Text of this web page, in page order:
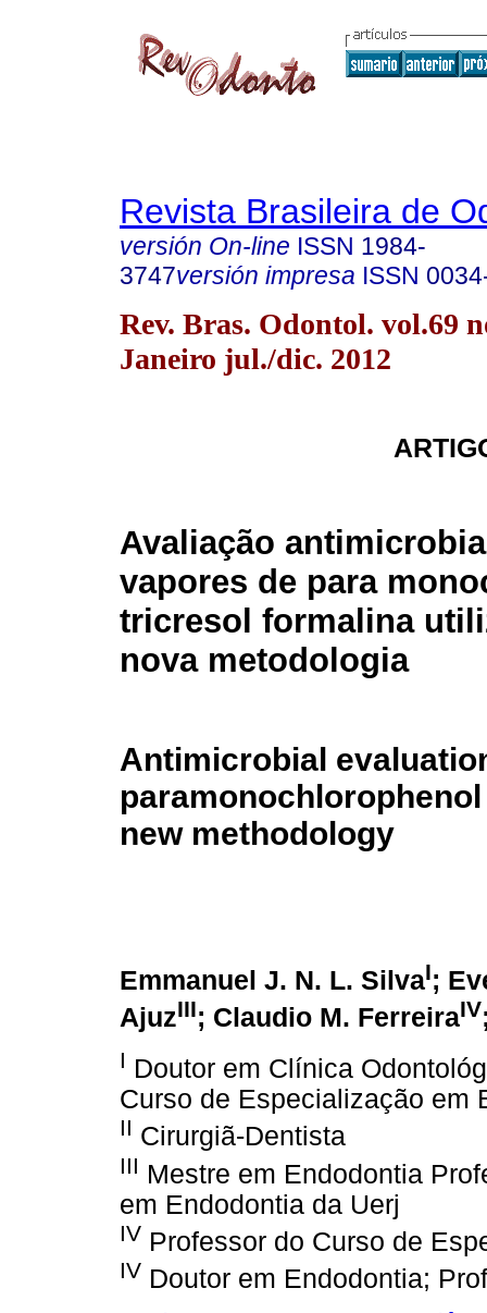
Revista Brasileira de
versión On-line ISSN 1984-
3747versión impresa ISSN
Rev. Bras. Odontol. vol.69
Janeiro jul./dic. 2012
Avaliação
vapores de para
tricresol formalina
nova metodologia
Antimicrobial
new methodology
Emmanuel J. N. L. SilvaI;
AjuzIII; Claudio M. FerreiraIV
I Doutor em Clínica
Curso de Especialização em
II Cirurgiã-Dentista
III Mestre em Endodontia
em Endodontia da Uerj
IV Professor do Curso de
IV Doutor em Endodontia;